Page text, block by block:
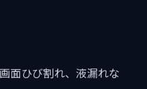
面ひび割れ、液漏れな